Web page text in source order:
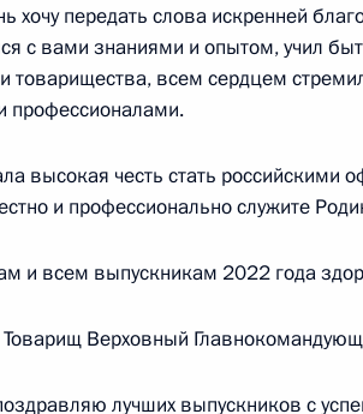
встреча с губернатором
года, 13:45 Москва, Кремль
2022 года, суббота
с членом Президиума Боснии и
хочу передать слова искренней
с вами знаниями и опытом, учил
товарищества, всем сердцем
профессионалами.
высокая честь стать российскими
и профессионально служите
и всем выпускникам 2022 года
Товарищ Верховный
лучших выпускников с